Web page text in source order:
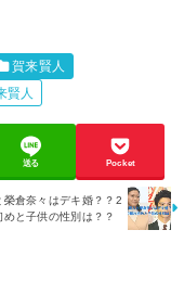
賀来賢人
賢人
送る Pocket
榮倉奈々はデキ婚？？2
めと子供の性別は？？